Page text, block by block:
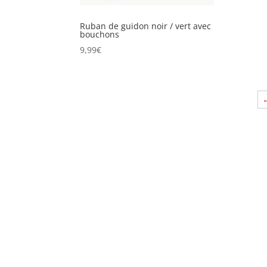
Ruban de guidon noir / vert avec
bouchons
9,99€